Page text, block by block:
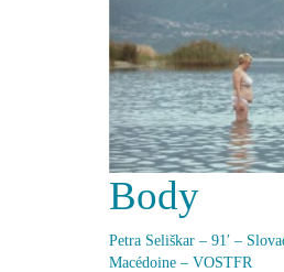
Body
Petra Seliškar – 91′ –
Macédoine – VOSTFR